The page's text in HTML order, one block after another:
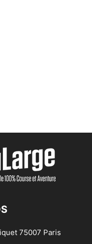
75007 Paris